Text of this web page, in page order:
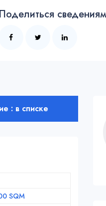
Поделиться
: в списке
SQM